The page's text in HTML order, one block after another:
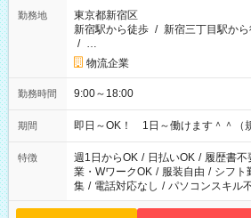
勤務地
東京都新宿区
新宿駅から徒歩 / 新宿三丁目駅か
/ …
物流企業
勤務時間 9:00～18:00
期間 即日～OK！ 1日～働けます＾＾（
特徴 週1日からOK / 日払いOK / 履歴書不
業・WワークOK / 服装自由 / シフト
集 / 電話対応なし / パソコンスキル